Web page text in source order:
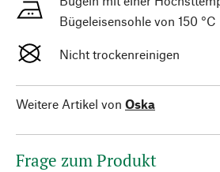
Bügeleisensohle von 150 °C
Nicht trockenreinigen
Weitere Artikel von Oska
Frage zum Produkt